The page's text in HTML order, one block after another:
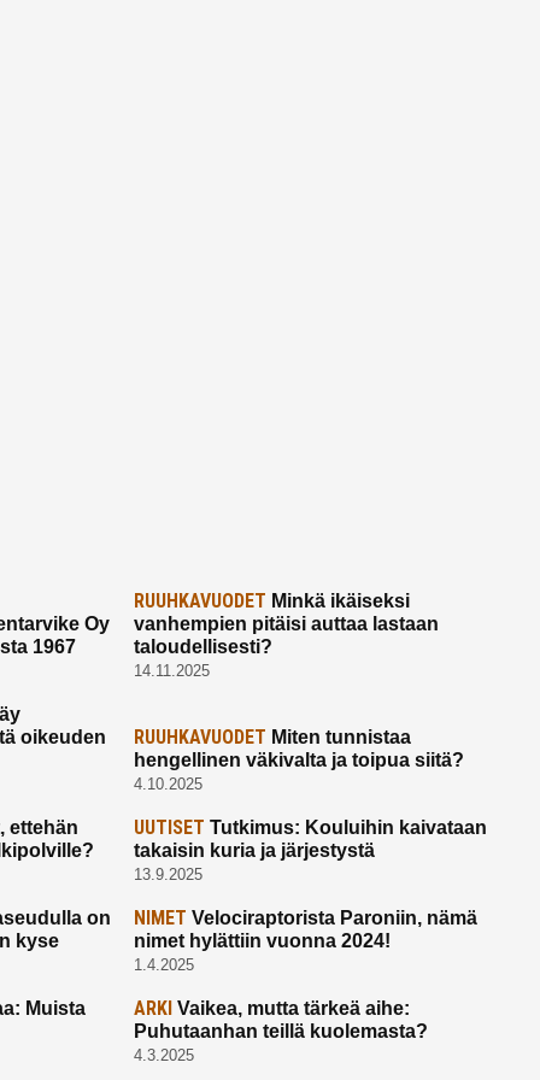
Oy
1967
RUUHKAVUODET Minkä ikäiseksi
vanhempien pitäisi auttaa lastaan
taloudellisesti?
14.11.2025
oikeuden
RUUHKAVUODET Miten tunnistaa
hengellinen väkivalta ja toipua siitä?
4.10.2025
ettehän
UUTISET Tutkimus: Kouluihin kaivataan
takaisin kuria ja järjestystä
13.9.2025
on
kyse
NIMET Velociraptorista Paroniin, nämä
nimet hylättiin vuonna 2024!
1.4.2025
Muista
ARKI Vaikea, mutta tärkeä aihe:
Puhutaanhan teillä kuolemasta?
4.3.2025